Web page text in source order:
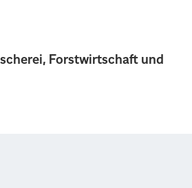
Forstwirtschaft und